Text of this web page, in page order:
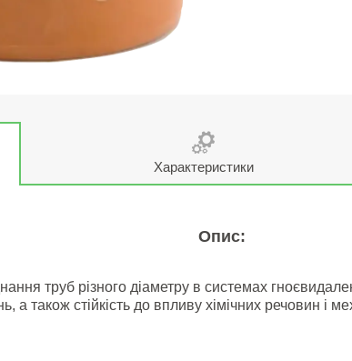
Характеристики
Опис:
труб різного діаметру в системах
а також стійкість до впливу хімічних речовин і